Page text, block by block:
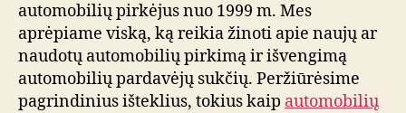
automobilių pirkėjus nuo 1999 m. Mes
aprėpiame viską, ką reikia žinoti apie naujų ar
naudotų automobilių pirkimą ir išvengimą
automobilių pardavėjų sukčių. Peržiūrėsime
pagrindinius išteklius, tokius kaip automobilių